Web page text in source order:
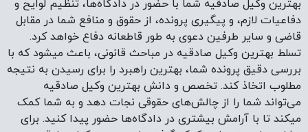
مختلفی از جمله تبعات حقوقی اقدامات شما، راه‌های پیشگیری
از بروز مشکلات حقوقی و نحوه پیگیری حقوق تضییع شده شما
باشد. بهترین وکیل صادقیه باید بتواند در دعاوی مختلف از جمله
ابطال حکم استخدامی، اعتراض به رتبه‌بندی، بازنشستگی و
بهترین راهکار را به موکل خود بدهد. از جمله مهارت‌هایی که
بهترین وکیل صادقیه باید داشته باشد، میتوان به مواردی مانند
آگاهی از قوانین و رویه‌های دادرسی، تفسیر صحیح قوانین
مرتبط با پرونده شما و شناخت حقوق و تعهدات موکل اشاره کرد.